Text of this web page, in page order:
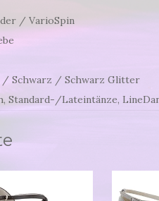
/ VarioSpin
/ Schwarz / Schwarz Glitter
Standard-/Lateintänze,